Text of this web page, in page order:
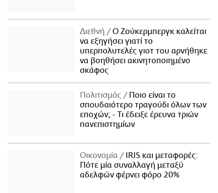
Διεθνή
Ο Ζούκερμπεργκ καλείται
να εξηγήσει γιατί το
υπερπολυτελές γιοτ του αρνήθηκε
να βοηθήσει ακινητοποιημένο
σκάφος
Πολιτισμός
Ποιο είναι το
σπουδαιότερο τραγούδι όλων των
εποχών; - Τι έδειξε έρευνα τριών
πανεπιστημίων
Οικονομία
IRIS και μεταφορές:
Πότε μία συναλλαγή μεταξύ
αδελφών φέρνει φόρο 20%